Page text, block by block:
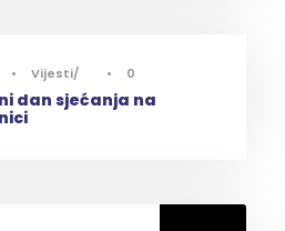
• Vijesti • 0
dan sjećanja na